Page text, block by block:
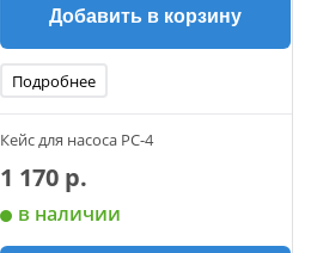
Добавить в корзину
Подробнее
Кейс для насоса PC-4
1 170 р.
в наличии